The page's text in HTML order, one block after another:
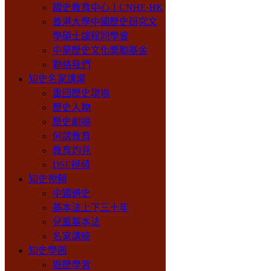
國史教育中心丨CNHE·HK
香港大學中國歷史研究文
學碩士課程同學會
中華歷史文化獎勵基金
聯絡我們
知史名家講壇
重回歷史現場
歷史人物
歷史劇場
何謂教育
教育灼見
DSE視頻
知史視頻
中國通史
基本法上下三十年
兒童基本法
名家講座
知史學園
遊歷學習